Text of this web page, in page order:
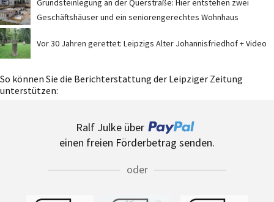
Grundsteinlegung an der Querstraße: Hier entstehen zwei
Geschäftshäuser und ein seniorengerechtes Wohnhaus
Vor 30 Jahren gerettet: Leipzigs Alter Johannisfriedhof + Video
So können Sie die Berichterstattung der Leipziger Zeitung
unterstützen:
Ralf Julke über
einen freien Förderbetrag senden.
oder